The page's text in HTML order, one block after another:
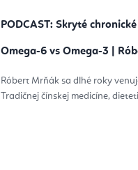
PODCAST: Skryté
Omega-6 vs Omega-3 |
Róbert Mrňák sa dlhé roky
Tradičnej čínskej medicíne,